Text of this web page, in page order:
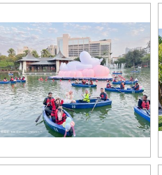
02-台中公園配合中台灣燈會設置姆